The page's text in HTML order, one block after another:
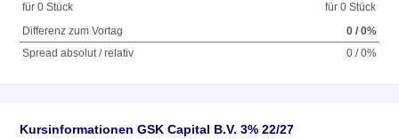
für 0 Stück
für 0 Stück
Differenz zum Vortag
0 / 0%
Spread absolut / relativ
0 / 0%
Kursinformationen GSK Capital B.V. 3% 22/27